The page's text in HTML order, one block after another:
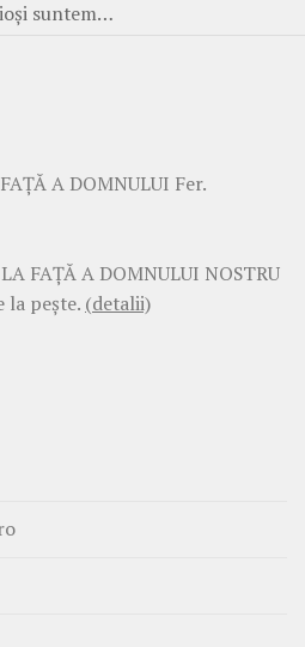
suntem…
A DOMNULUI Fer.
FAŢĂ A DOMNULUI NOSTRU
la pește. (detalii)